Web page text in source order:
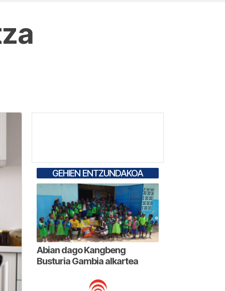
GEHIEN ENTZUNDAKOA
Abian dago Kangbeng
Busturia Gambia alkartea